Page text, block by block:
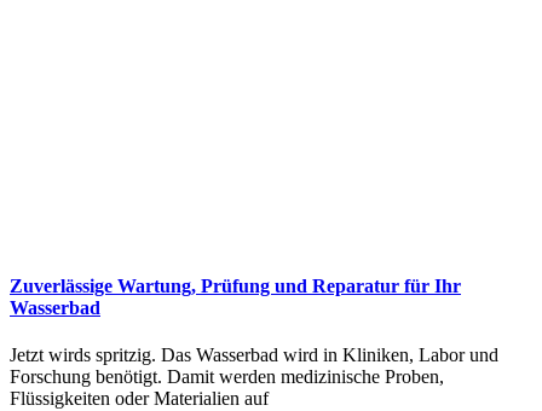
Zuverlässige Wartung, Prüfung und Reparatur für Ihr
Wasserbad
Jetzt wirds spritzig. Das Wasserbad wird in Kliniken, Labor und
Forschung benötigt. Damit werden medizinische Proben,
Flüssigkeiten oder Materialien auf